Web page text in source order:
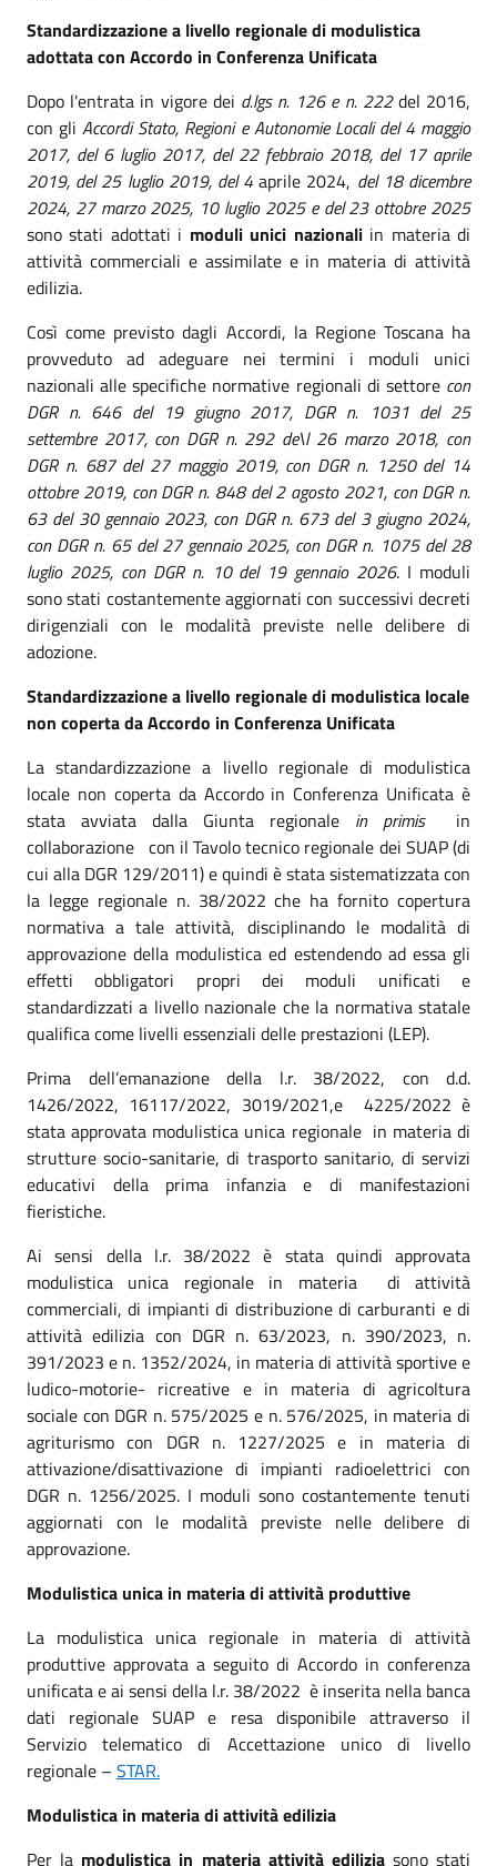
Standardizzazione a livello regionale di modulistica
adottata con Accordo in Conferenza Unificata
Dopo l'entrata in vigore dei d.lgs n. 126 e n. 222del 2016,
con gliAccordi Stato, Regioni e Autonomie Locali del 4 maggio
2017, del 6 luglio 2017, del 22 febbraio 2018, del 17 aprile
2019, del 25 luglio 2019, del 4aprile 2024, del 18 dicembre
2024, 27 marzo 2025, 10 luglio 2025 e del 23 ottobre 2025
sono stati adottati i moduli unici nazionaliin materia di
attività commerciali e assimilate e in materia di attività
edilizia.
Così come previsto dagli Accordi, la Regione Toscana ha
provveduto ad adeguare nei termini i moduli unici
nazionali alle specifiche normative regionali di settore con
DGR n. 646 del 19 giugno 2017, DGR n. 1031 del 25
settembre 2017, con DGR n. 292 de\l 26 marzo 2018, con
DGR n. 687 del 27 maggio 2019, con DGR n. 1250 del 14
ottobre 2019, con DGR n. 848 del 2 agosto 2021, con DGR n.
63 del 30 gennaio 2023, con DGR n. 673 del 3 giugno 2024,
con DGR n. 65 del 27 gennaio 2025, con DGR n. 1075 del 28
luglio 2025, con DGR n. 10 del 19 gennaio 2026. I moduli
sono stati costantemente aggiornati con successivi decreti
dirigenziali con le modalità previste nelle delibere di
adozione.
Standardizzazione a livello regionale di modulistica locale
non coperta da Accordo in Conferenza Unificata
La standardizzazione a livello regionale di modulistica
locale non coperta da Accordo in Conferenza Unificata è
stata avviata dalla Giunta regionale in primisin
collaborazione con il Tavolo tecnico regionale dei SUAP (di
cui alla DGR 129/2011) e quindi è stata sistematizzata con
la legge regionale n. 38/2022 che ha fornito copertura
normativa a tale attività, disciplinando le modalità di
approvazione della modulistica ed estendendo ad essa gli
effetti obbligatori propri dei moduli unificati e
standardizzati a livello nazionale che la normativa statale
qualifica come livelli essenziali delle prestazioni (LEP).
Prima dell’emanazione della l.r. 38/2022, con d.d.
1426/2022, 16117/2022, 3019/2021,e 4225/2022 è
stata approvata modulistica unica regionale in materia di
strutture socio-sanitarie, di trasporto sanitario, di servizi
educativi della prima infanzia e di manifestazioni
fieristiche.
Ai sensi della l.r. 38/2022 è stata quindi approvata
modulistica unica regionale in materia di attività
commerciali, di impianti di distribuzione di carburanti e di
attività edilizia con DGR n. 63/2023, n. 390/2023, n.
391/2023 e n. 1352/2024, in materia di attività sportive e
ludico-motorie- ricreative e in materia di agricoltura
sociale con DGR n. 575/2025 e n. 576/2025, in materia di
agriturismo con DGR n. 1227/2025 e in materia di
attivazione/disattivazione di impianti radioelettrici con
DGR n. 1256/2025. I moduli sono costantemente tenuti
aggiornati con le modalità previste nelle delibere di
approvazione.
Modulistica unica in materia di attività produttive
La modulistica unica regionale in materia di attività
produttive approvata a seguito di Accordo in conferenza
unificata e ai sensi della l.r. 38/2022 è inserita nella banca
dati regionale SUAP e resa disponibile attraverso il
Servizio telematico di Accettazione unico di livello
regionale – STAR.
Modulistica in materia di attività edilizia
Per la modulistica in materia attività ediliziasono stati